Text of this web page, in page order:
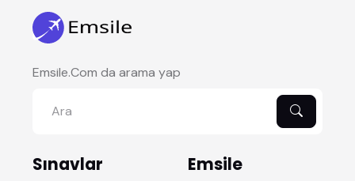
Emsile.Com da arama yap
Sınavlar Emsile